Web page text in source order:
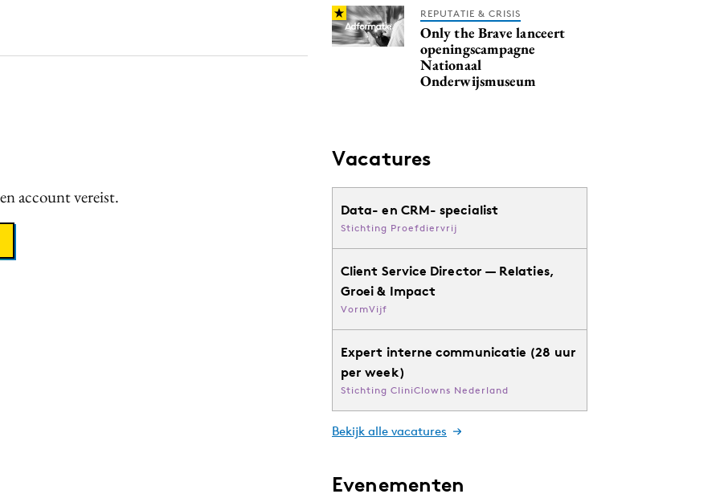
account vereist.
REPUTATIE & CRISIS
Only the Brave lanceert
openingscampagne
Nationaal
Onderwijsmuseum
Vacatures
Data- en CRM- specialist
Stichting Proefdiervrij
Client Service Director — Relaties,
Groei & Impact
VormVijf
Expert interne communicatie (28 uur
per week)
Stichting CliniClowns Nederland
Bekijk alle vacatures
Evenementen